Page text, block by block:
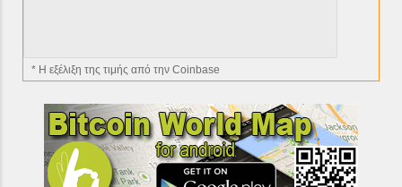
* H εξέλιξη της τιμής από την Coinbase